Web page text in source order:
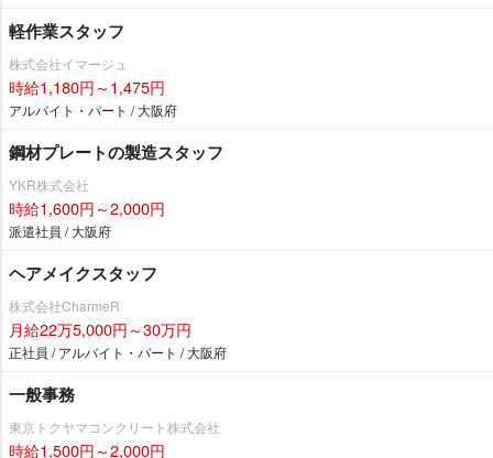
軽作業スタッフ
株式会社イマージュ
時給1,180円～1,475円
アルバイト・パート / 大阪府
鋼材プレートの製造スタッフ
YKR株式会社
時給1,600円～2,000円
派遣社員 / 大阪府
ヘアメイクスタッフ
株式会社CharmeR
月給22万5,000円～30万円
正社員 / アルバイト・パート / 大阪府
一般事務
東京トクヤマコンクリート株式会社
時給1,500円～2,000円